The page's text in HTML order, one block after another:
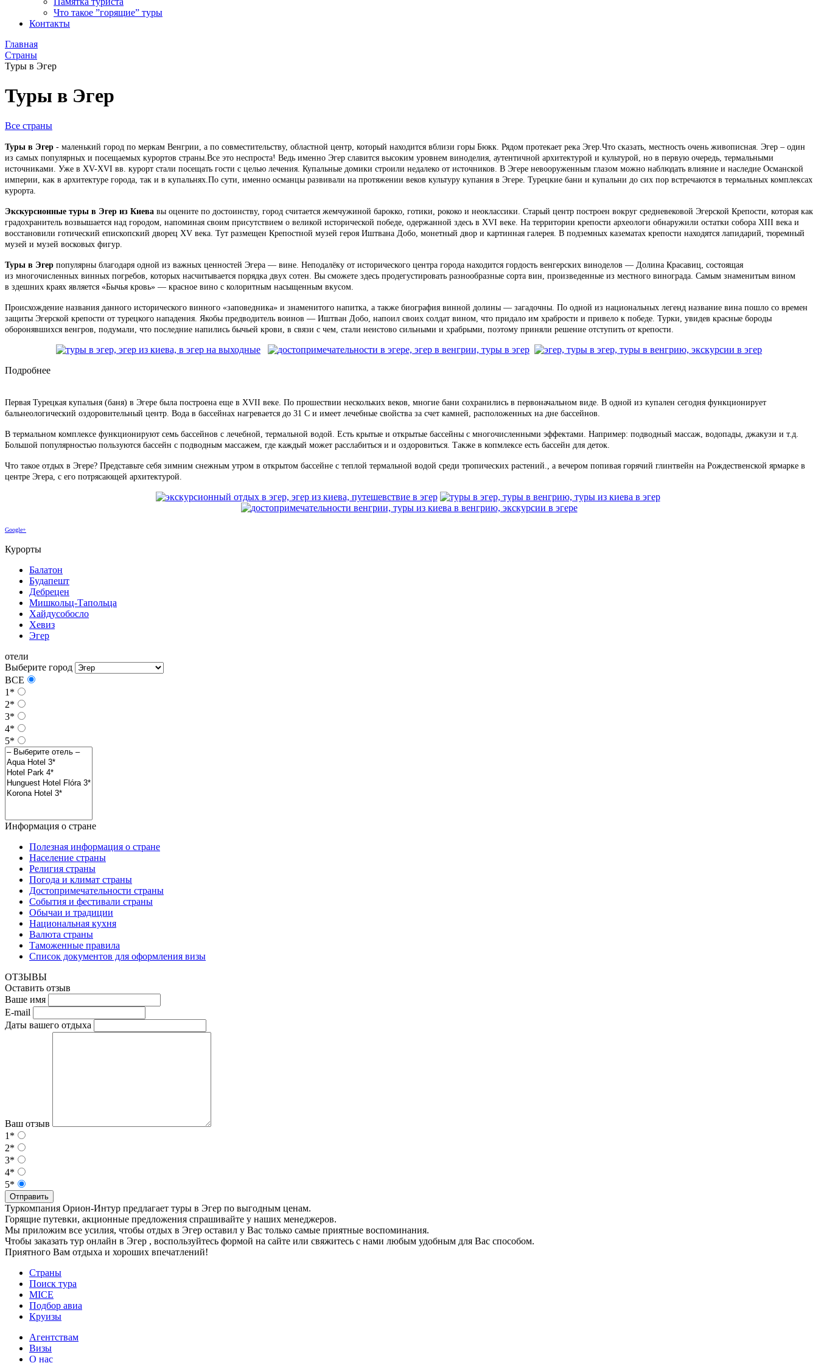
Что такое ”горящие” туры
Контакты
Главная
Страны
Туры в Эгер
Туры в Эгер
Все страны
Туры в Эгер - маленький город по меркам Венгрии, а по совместительству, областной центр, который находится вблизи горы Бюкк. Рядом протекает река Эгер.Что сказать, местность очень живописная. Эгер – один
из самых популярных и посещаемых курортов страны.Все это неспроста! Ведь именно Эгер славится высоким уровнем виноделия, аутентичной архитектурой и культурой, но в первую очередь, термальными
источниками. Уже в XV-XVI вв. курорт стали посещать гости с целью лечения. Купальные домики строили недалеко от источников. В Эгере невооруженным глазом можно наблюдать влияние и наследие Османской
империи, как в архитектуре города, так и в купальнях.По сути, именно османцы развивали на протяжении веков культуру купания в Эгере. Турецкие бани и купальни до сих пор встречаются в термальных комплексах
курорта.
Экскурсионные туры в Эгер из Киева вы оцените по достоинству, город считается жемчужиной барокко, готики, рококо и неоклассики. Старый центр построен вокруг средневековой Эгерской Крепости, которая как
градохранитель возвышается над городом, напоминая своим присутствием о великой исторической победе, одержанной здесь в XVI веке. На территории крепости археологи обнаружили остатки собора XIII века и
восстановили готический епископский дворец XV века. Тут размещен Крепостной музей героя Иштвана Добо, монетный двор и картинная галерея. В подземных казематах крепости находятся лапидарий, тюремный
музей и музей восковых фигур.
Туры в Эгер популярны благодаря одной из важных ценностей Эгера — вине. Неподалёку от исторического центра города находится гордость венгерских виноделов — Долина Красавиц, состоящая
из многочисленных винных погребов, которых насчитывается порядка двух сотен. Вы сможете здесь продегустировать разнообразные сорта вин, произведенные из местного винограда. Самым знаменитым вином
в здешних краях является «Бычья кровь» — красное вино с колоритным насыщенным вкусом.
Происхождение названия данного исторического винного «заповедника» и знаменитого напитка, а также биография винной долины — загадочны. По одной из национальных легенд название вина пошло со времен
защиты Эгерской крепости от турецкого нападения. Якобы предводитель воинов — Иштван Добо, напоил своих солдат вином, что придало им храбрости и привело к победе. Турки, увидев красные бороды
оборонявшихся венгров, подумали, что последние напились бычьей крови, в связи с чем, стали неистово сильными и храбрыми, поэтому приняли решение отступить от крепости.
Подробнее
Первая Турецкая купальня (баня) в Эгере была построена еще в XVIІ веке. По прошествии нескольких веков, многие бани сохранились в первоначальном виде. В одной из купален сегодня функционирует
бальнеологический оздоровительный центр. Вода в бассейнах нагревается до 31 С и имеет лечебные свойства за счет камней, расположенных на дне бассейнов.
В термальном комплексе функционируют семь бассейнов с лечебной, термальной водой. Есть крытые и открытые бассейны с многочисленными эффектами. Например: подводный массаж, водопады, джакузи и т.д.
Большой популярностью пользуются бассейн с подводным массажем, где каждый может расслабиться и и оздоровиться. Также в копмлексе есть бассейн для деток.
Что такое отдых в Эгере? Представьте себя зимним снежным утром в открытом бассейне с теплой термальной водой среди тропических растений., а вечером попивая горячий глинтвейн на Рождественской ярмарке в
центре Эгера, с его потрясающей архитектурой.
Google+
Курорты
Балатон
Будапешт
Дебрецен
Мишкольц-Тапольца
Хайдусобосло
Хевиз
Эгер
отели
Выберите город
ВСЕ
1*
2*
3*
4*
5*
Информация о стране
Полезная информация о стране
Население страны
Религия страны
Погода и климат страны
Достопримечательности страны
События и фестивали страны
Обычаи и традиции
Национальная кухня
Валюта страны
Таможенные правила
Список документов для оформления визы
ОТЗЫВЫ
Оставить отзыв
Ваше имя
E-mail
Даты вашего отдыха
Ваш отзыв
1*
2*
3*
4*
5*
Отправить
Туркомпания Орион-Интур предлагает туры в Эгер по выгодным ценам.
Горящие путевки, акционные предложения спрашивайте у наших менеджеров.
Мы приложим все усилия, чтобы отдых в Эгер оставил у Вас только самые приятные воспоминания.
Чтобы заказать тур онлайн в Эгер , воспользуйтесь формой на сайте или свяжитесь с нами любым удобным для Вас способом.
Приятного Вам отдыха и хороших впечатлений!
Страны
Поиск тура
MICE
Подбор авиа
Круизы
Агентствам
Визы
О нас